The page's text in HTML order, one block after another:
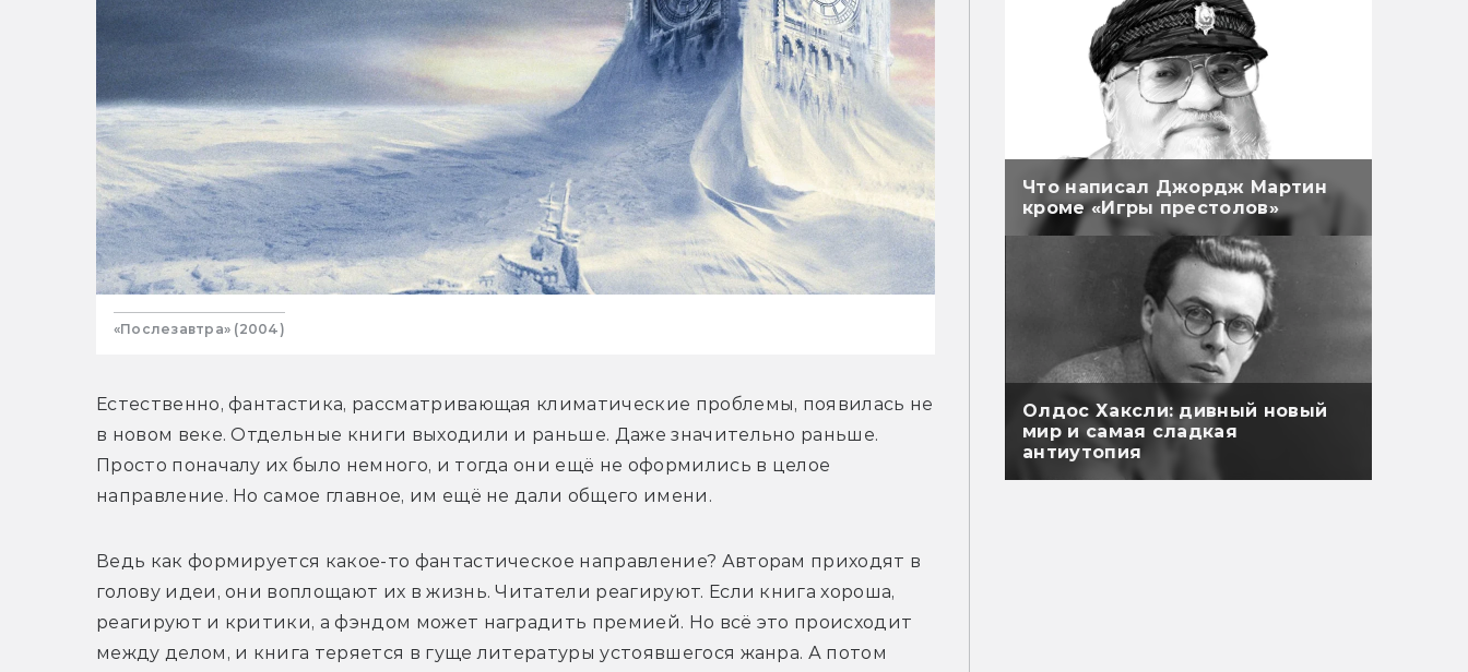
«Послезавтра» (2004)
Естественно, фантастика, рассматривающая климатические проблемы, появилась не
в новом веке. Отдельные книги выходили и раньше. Даже значительно раньше.
Просто поначалу их было немного, и тогда они ещё не оформились в целое
направление. Но самое главное, им ещё не дали общего имени.
Ведь как формируется какое-то фантастическое направление? Авторам приходят в
голову идеи, они воплощают их в жизнь. Читатели реагируют. Если книга хороша,
реагируют и критики, а фэндом может наградить премией. Но всё это происходит
между делом, и книга теряется в гуще литературы устоявшегося жанра. А потом
Что написал Джордж Мартин
кроме «Игры престолов»
Олдос Хаксли: дивный новый
мир и самая сладкая
антиутопия